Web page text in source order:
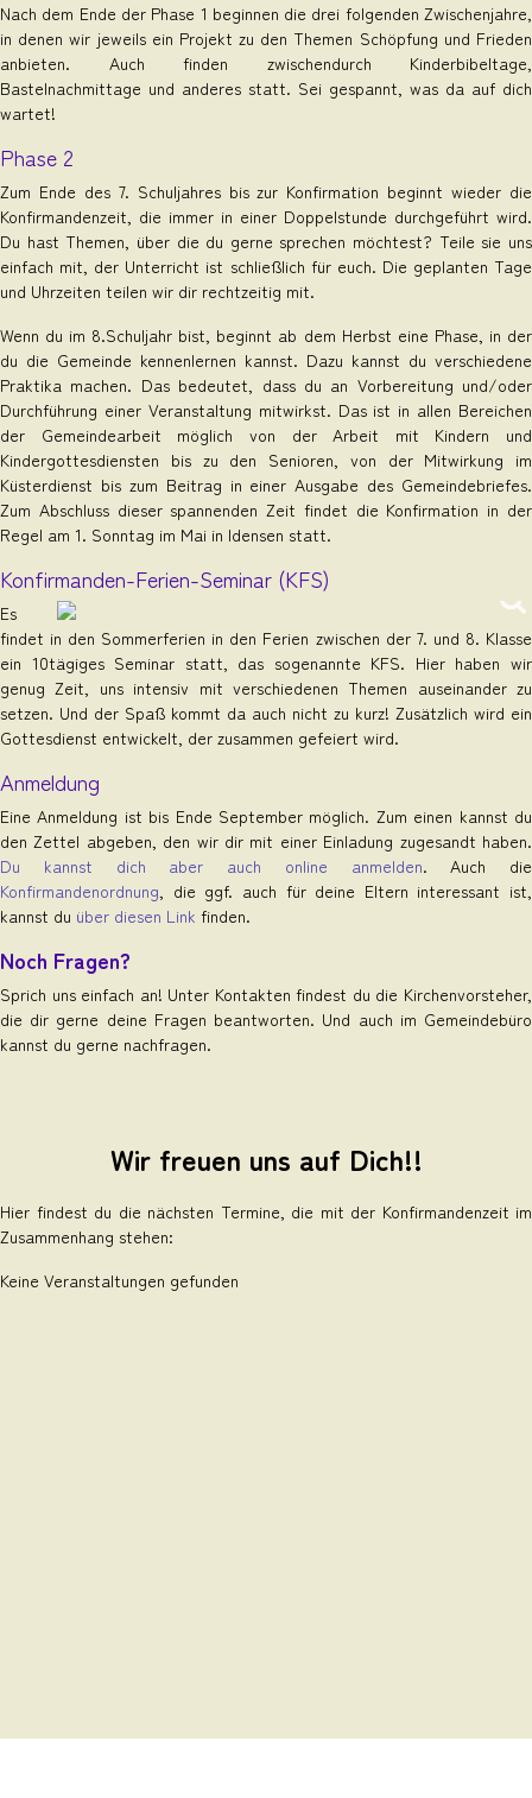
Nach dem Ende der Phase 1 beginnen die drei folgenden Zwischenjahre,
in denen wir jeweils ein Projekt zu den Themen Schöpfung und Frieden
anbieten. Auch finden zwischendurch Kinderbibeltage,
Bastelnachmittage und anderes statt. Sei gespannt, was da auf dich
wartet!
Phase 2
Zum Ende des 7. Schuljahres bis zur Konfirmation beginnt wieder die
Konfirmandenzeit, die immer in einer Doppelstunde durchgeführt wird.
Du hast Themen, über die du gerne sprechen möchtest? Teile sie uns
einfach mit, der Unterricht ist schließlich für euch. Die geplanten Tage
und Uhrzeiten teilen wir dir rechtzeitig mit.
Wenn du im 8.Schuljahr bist, beginnt ab dem Herbst eine Phase, in der
du die Gemeinde kennenlernen kannst. Dazu kannst du verschiedene
Praktika machen. Das bedeutet, dass du an Vorbereitung und/oder
Durchführung einer Veranstaltung mitwirkst. Das ist in allen Bereichen
der Gemeindearbeit möglich von der Arbeit mit Kindern und
Kindergottesdiensten bis zu den Senioren, von der Mitwirkung im
Küsterdienst bis zum Beitrag in einer Ausgabe des Gemeindebriefes.
Zum Abschluss dieser spannenden Zeit findet die Konfirmation in der
Regel am 1. Sonntag im Mai in Idensen statt.
Konfirmanden-Ferien-Seminar (KFS)
Es
findet in den Sommerferien in den Ferien zwischen der 7. und 8. Klasse
ein 10tägiges Seminar statt, das sogenannte KFS. Hier haben wir
genug Zeit, uns intensiv mit verschiedenen Themen auseinander zu
setzen. Und der Spaß kommt da auch nicht zu kurz! Zusätzlich wird ein
Gottesdienst entwickelt, der zusammen gefeiert wird.
Anmeldung
Eine Anmeldung ist bis Ende September möglich. Zum einen kannst du
den Zettel abgeben, den wir dir mit einer Einladung zugesandt haben.
Du kannst dich aber auch online anmelden. Auch die
Konfirmandenordnung, die ggf. auch für deine Eltern interessant ist,
kannst du über diesen Link finden.
Noch Fragen?
Sprich uns einfach an! Unter Kontakten findest du die Kirchenvorsteher,
die dir gerne deine Fragen beantworten. Und auch im Gemeindebüro
kannst du gerne nachfragen.
Wir freuen uns auf Dich!!
Hier findest du die nächsten Termine, die mit der Konfirmandenzeit im
Zusammenhang stehen:
Keine Veranstaltungen gefunden